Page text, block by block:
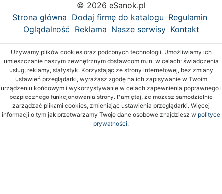
© 2026 eSanok.pl
Strona główna Dodaj firmę do katalogu Regulamin
Oglądalność Reklama Nasze serwisy Kontakt
Używamy plików cookies oraz podobnych technologii. Umożliwiamy ich
umieszczanie naszym zewnętrznym dostawcom m.in. w celach: świadczenia
usług, reklamy, statystyk. Korzystając ze strony internetowej, bez zmiany
ustawień przeglądarki, wyrażasz zgodę na ich zapisywanie w Twoim
urządzeniu końcowym i wykorzystywanie w celach zapewnienia poprawnego i
bezpiecznego funkcjonowania strony. Pamiętaj, że możesz samodzielnie
zarządzać plikami cookies, zmieniając ustawienia przeglądarki. Więcej
informacji o tym jak przetwarzamy Twoje dane osobowe znajdziesz w polityce
prywatności.